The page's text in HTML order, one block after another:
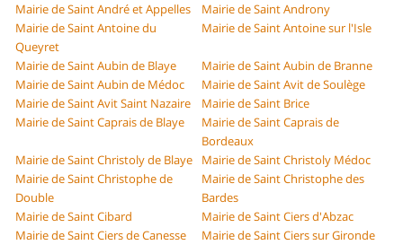
Mairie de Saint André et Appelles
Mairie de Saint Androny
Mairie de Saint Antoine du
Queyret
Mairie de Saint Antoine sur l'Isle
Mairie de Saint Aubin de Blaye
Mairie de Saint Aubin de Branne
Mairie de Saint Aubin de Médoc
Mairie de Saint Avit de Soulège
Mairie de Saint Avit Saint Nazaire
Mairie de Saint Brice
Mairie de Saint Caprais de Blaye
Mairie de Saint Caprais de
Bordeaux
Mairie de Saint Christoly de Blaye
Mairie de Saint Christoly Médoc
Mairie de Saint Christophe de
Double
Mairie de Saint Christophe des
Bardes
Mairie de Saint Cibard
Mairie de Saint Ciers d'Abzac
Mairie de Saint Ciers de Canesse
Mairie de Saint Ciers sur Gironde